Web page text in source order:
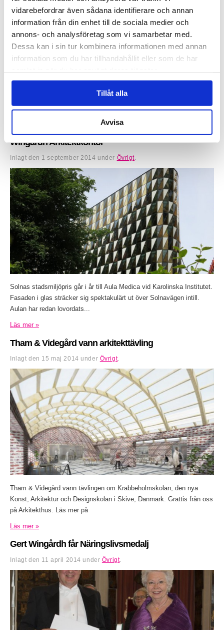
vidarebefordrar även sådana identifierare och annan
information från din enhet till de sociala medier och
annons- och analysföretag som vi samarbetar med.
Dessa kan i sin tur kombinera informationen med annan
information som du har tillhandahållit eller som de har
Tillåt alla
Avvisa
under imm cologne 2015, kombinerar mörka och ljusa...
Läs mer »
Aula Medica vinnare av årets stadsmiljöpris, ritad av
Wingårdh Arkitektkontor
Inlagt den 1 september 2014 under Övrigt
Solnas stadsmiljöpris går i år till Aula Medica vid Karolinska Institutet.
Fasaden i glas sträcker sig spektakulärt ut över Solnavägen intill.
Aulan har redan lovordats...
Läs mer »
Tham & Videgård vann arkitekttävling
Inlagt den 15 maj 2014 under Övrigt.
Tham & Videgård vann tävlingen om Krabbeholmskolan, den nya
Konst, Arkitektur och Designskolan i Skive, Danmark. Grattis från oss
på Arkitekthus. Läs mer på
Läs mer »
Gert Wingårdh får Näringslivsmedalj
Inlagt den 11 april 2014 under Övrigt.